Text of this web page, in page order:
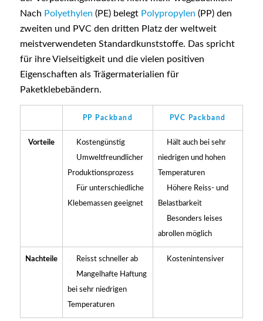
Nach Polyethylen (PE) belegt Polypropylen (PP) den
zweiten und PVC den dritten Platz der weltweit
meistverwendeten Standardkunststoffe. Das spricht
für ihre Vielseitigkeit und die vielen positiven
Eigenschaften als Trägermaterialien für
Paketklebebändern.
PP Packband PVC Packband
Vorteile
Kostengünstig
Umweltfreundlicher
Produktionsprozess
Für unterschiedliche
Klebemassen geeignet
Hält auch bei sehr
niedrigen und hohen
Temperaturen
Höhere Reiss- und
Belastbarkeit
Besonders leises
abrollen möglich
Nachteile
Reisst schneller ab
Mangelhafte Haftung
bei sehr niedrigen
Temperaturen
Kostenintensiver